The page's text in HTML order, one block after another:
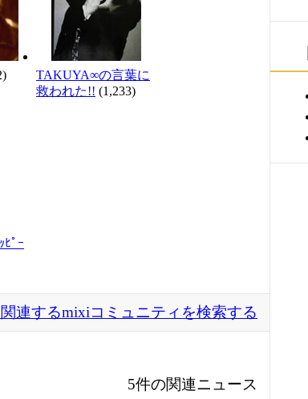
TAKUYA∞の言葉に
救われた!! (1,233)
ﾟｰ
連するmixiコミュニティを検索する
5件の関連ニュース